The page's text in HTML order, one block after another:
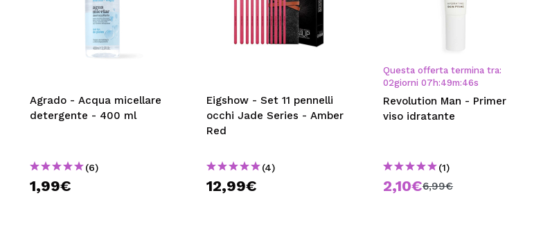
Agrado - Acqua micellare
detergente - 400 ml
(6)
1,99€
Eigshow - Set 11 pennelli
occhi Jade Series - Amber
Red
(4)
12,99€
Questa offerta termina tra:
02giorni 07 h:49m:45s
Revolution Man - Primer
viso idratante
(1)
2,10€6,99€